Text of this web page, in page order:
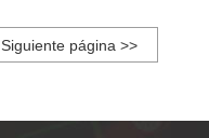
Siguiente página >>